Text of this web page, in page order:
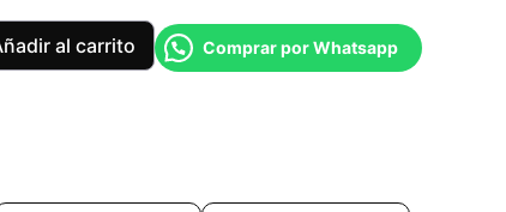
al carrito Comprar por Whatsapp